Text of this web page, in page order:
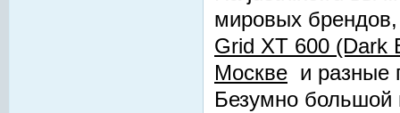
мировых
Grid XT 600 (Dark
Москве и разные
Безумно большой